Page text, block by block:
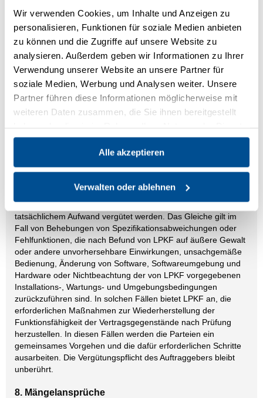
Wir verwenden Cookies, um Inhalte und Anzeigen zu
personalisieren, Funktionen für soziale Medien anbieten
zu können und die Zugriffe auf unsere Website zu
analysieren. Außerdem geben wir Informationen zu Ihrer
Verwendung unserer Website an unsere Partner für
soziale Medien, Werbung und Analysen weiter. Unsere
Partner führen diese Informationen möglicherweise mit
weiteren Daten zusammen, die Sie ihnen bereitgestellt
gesammelt haben.
Alle akzeptieren
Verwalten oder ablehnen
gemäß Ziffer 5.3 nicht nachgekommen ist, ist LPKF berechtigt,
Vergütungen für erhöhte Wartungszeiten zu berechnen.
7.2 Die Vertragspreise sind Netto- und Festpreise. Zu der
vereinbarten Vergütung kommt die Umsatzsteuer hinzu, die zu
dem im Zeitpunkt und am Ort des Entstehens der
Steuerschuld gültigen Satz berechnet wird. Soweit in dem
Servicevertrag nichts anderes vereinbart ist, stellt LPKF nach
Ausführung der Serviceleistungen eine Rechnung. Diese ist
der bestehenden Serviceverträge berechtigt.
Vertragsgegenstände gelten nicht als Serviceleistungen. Diese
müssen vom Auftraggeber gesondert beauftragt und gemäß
tatsächlichem Aufwand vergütet werden. Das Gleiche gilt im
Fall von Behebungen von Spezifikationsabweichungen oder
Fehlfunktionen, die nach Befund von LPKF auf äußere Gewalt
oder andere unvorhersehbare Einwirkungen, unsachgemäße
Bedienung, Änderung von Software, Softwareumgebung und
Hardware oder Nichtbeachtung der von LPKF vorgegebenen
Installations-, Wartungs- und Umgebungsbedingungen
zurückzuführen sind. In solchen Fällen bietet LPKF an, die
erforderlichen Maßnahmen zur Wiederherstellung der
Funktionsfähigkeit der Vertragsgegenstände nach Prüfung
herzustellen. In diesen Fällen werden die Parteien ein
gemeinsames Vorgehen und die dafür erforderlichen Schritte
ausarbeiten. Die Vergütungspflicht des Auftraggebers bleibt
unberührt.
8. Mängelansprüche